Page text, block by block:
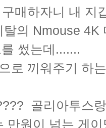
매하자니 내 지
탈의 Nmouse
썼는데.......
로 끼워주기 하
골리아투스
만원이 넘는 게